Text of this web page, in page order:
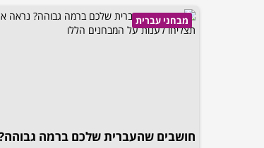
מבחני עברית
חושבים שהעברית שלכם ברמה